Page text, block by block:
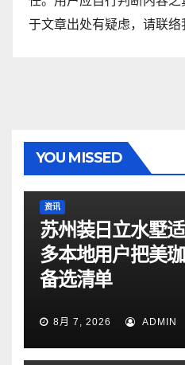
于文章出处有疑虑，请联
YOU MISSED
资讯
苏州装日立水墅
多本地用户把美
备选清单
8月 7, 2026 ADMIN